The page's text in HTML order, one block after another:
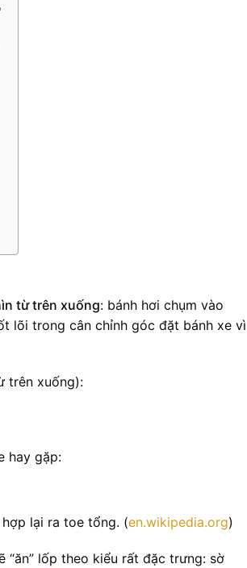
từ trên xuống: bánh hơi chụm vào
lõi trong cân chỉnh góc đặt bánh xe vì
trên xuống):
hay gặp:
lại ra toe tổng. (en.wikipedia.org)
“ăn” lốp theo kiểu rất đặc trưng: sờ